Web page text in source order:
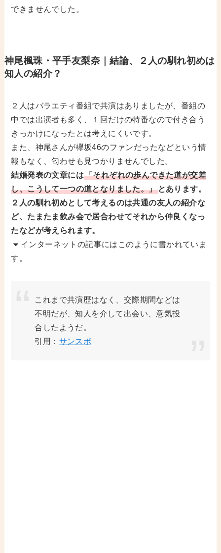
できませんでした。
神尾楓珠・平手友梨奈｜結論、２人の馴れ初めは
知人の紹介？
２人はバラエティ番組で共演はありましたが、番組の
中では出演者も多く、１回だけの特番なので付き合う
きっかけになったとは考えにくいです。
また、神尾さんが欅坂46のファンだったなどという情
報もなく、匂わせも見つかりませんでした。
結婚発表の文章には「それぞれの歩んできた道が交差
し、こうして一つの道となりました。」とあります。
２人の馴れ初めとして考えるのは共通の友人の紹介な
ど、たまたま飲み会で居合わせてそれから仲良くなっ
たなどが考えられます。
インターネットの記事にはこのように書かれていま
す。
これまで共演歴はなく、交際期間などは
不明だが、知人を介して出会い、意気投
合したようだ。
引用： サンスポ